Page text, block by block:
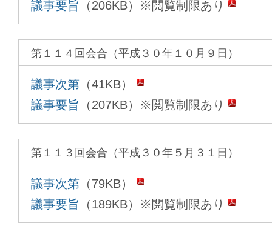
議事要旨 （206KB）※閲覧制限あり
第１１４回会合（平成３０年１０月９日）
議事次第 （41KB）
議事要旨 （207KB）※閲覧制限あり
第１１３回会合（平成３０年５月３１日）
議事次第 （79KB）
議事要旨 （189KB）※閲覧制限あり